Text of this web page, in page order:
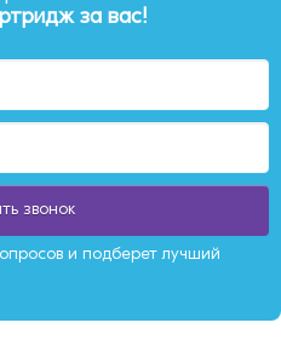
за вас!
звонок
и подберет лучший